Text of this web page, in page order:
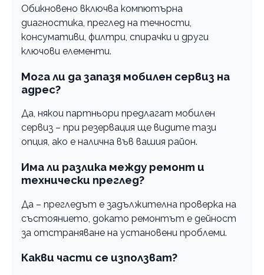
Обикновено включва компютърна
диагностика, преглед на течности,
консумативи, филтри, спирачки и други
ключови елементи.
Мога ли да запазя мобилен сервиз на
адрес?
Да, някои партньори предлагат мобилен
сервиз – при резервация ще видите тази
опция, ако е налична във вашия район.
Има ли разлика между ремонт и
технически преглед?
Да – прегледът е задължителна проверка на
състоянието, докато ремонтът е дейност
за отстраняване на установени проблеми.
Какви части се използват?